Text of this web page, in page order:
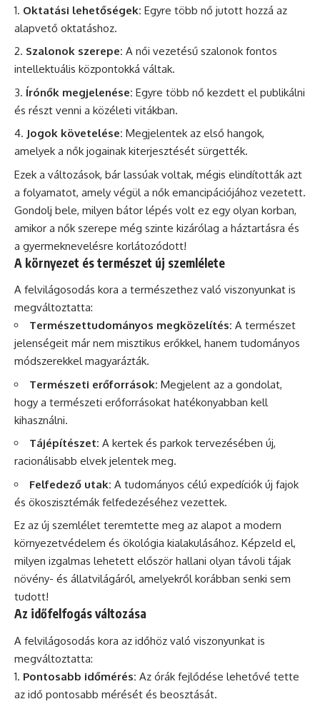
Oktatási lehetőségek: Egyre több nő jutott hozzá az
alapvető oktatáshoz.
Szalonok szerepe: A női vezetésű szalonok fontos
intellektuális központokká váltak.
Írónők megjelenése: Egyre több nő kezdett el publikálni
és részt venni a közéleti vitákban.
Jogok követelése: Megjelentek az első hangok,
amelyek a nők jogainak kiterjesztését sürgették.
Ezek a változások, bár lassúak voltak, mégis elindították azt
a folyamatot, amely végül a nők emancipációjához vezetett.
Gondolj bele, milyen bátor lépés volt ez egy olyan korban,
amikor a nők szerepe még szinte kizárólag a háztartásra és
a gyermeknevelésre korlátozódott!
A környezet és természet új szemlélete
A felvilágosodás kora a természethez való viszonyunkat is
megváltoztatta:
Természettudományos megközelítés: A természet
jelenségeit már nem misztikus erőkkel, hanem tudományos
módszerekkel magyarázták.
Természeti erőforrások: Megjelent az a gondolat,
hogy a természeti erőforrásokat hatékonyabban kell
kihasználni.
Tájépítészet: A kertek és parkok tervezésében új,
racionálisabb elvek jelentek meg.
Felfedező utak: A tudományos célú expedíciók új fajok
és ökoszisztémák felfedezéséhez vezettek.
Ez az új szemlélet teremtette meg az alapot a modern
környezetvédelem és ökológia kialakulásához. Képzeld el,
milyen izgalmas lehetett először hallani olyan távoli tájak
növény- és állatvilágáról, amelyekről korábban senki sem
tudott!
Az időfelfogás változása
A felvilágosodás kora az időhöz való viszonyunkat is
megváltoztatta:
Pontosabb időmérés: Az órák fejlődése lehetővé tette
az idő pontosabb mérését és beosztását.